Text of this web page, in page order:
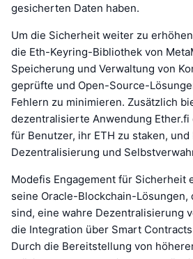
gesicherten Daten haben.
Um die Sicherheit weiter zu
die Eth-Keyring-Bibliothek von
Speicherung und Verwaltung von
geprüfte und Open-Source-
Fehlern zu minimieren. Zusätzlich
dezentralisierte Anwendung Ether.fi
für Benutzer, ihr ETH zu staken,
Dezentralisierung und
Modefis Engagement für Sicherheit
seine Oracle-Blockchain-Lösungen,
sind, eine wahre Dezentralisierung
die Integration über Smart
Durch die Bereitstellung von